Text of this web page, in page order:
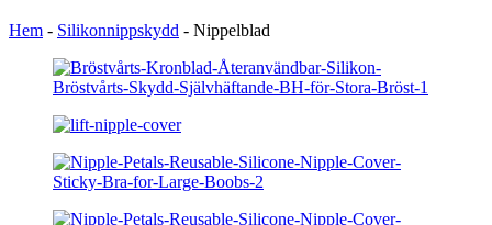
Hem - Silikonnippskydd - Nippelblad